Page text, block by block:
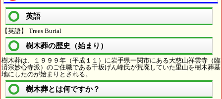
英語
【英語】 Trees Burial
樹木葬の歴史（始まり）
樹木葬は、１９９９年（平成１１）に岩手県一関市にある大慈山祥雲寺（臨
済宗妙心寺派）のご住職である千坂げん峰氏が荒廃していた里山を樹木葬墓
地にしたのが始まりとされる。
樹木葬とは何ですか？